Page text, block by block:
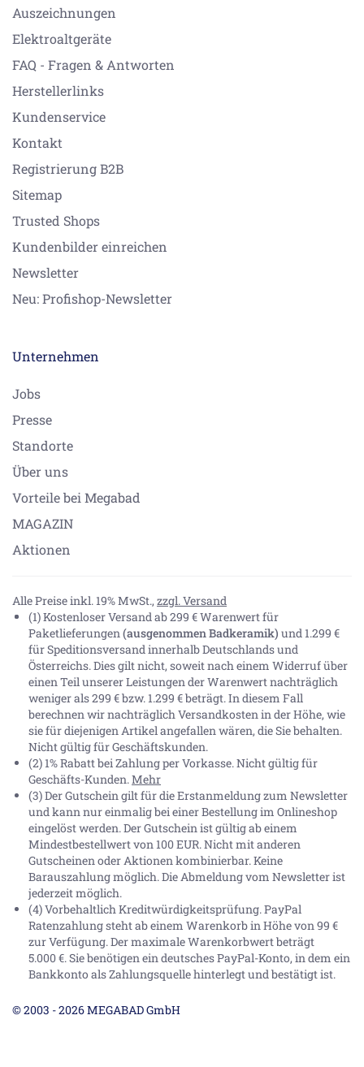
Auszeichnungen
Elektroaltgeräte
FAQ - Fragen & Antworten
Herstellerlinks
Kundenservice
Kontakt
Registrierung B2B
Sitemap
Trusted Shops
Kundenbilder einreichen
Newsletter
Neu: Profishop-Newsletter
Unternehmen
Jobs
Presse
Standorte
Über uns
Vorteile bei Megabad
MAGAZIN
Aktionen
Alle Preise inkl. 19% MwSt., zzgl. Versand
(1) Kostenloser Versand ab 299 € Warenwert für
Paketlieferungen(ausgenommen Badkeramik) und 1.299 €
für Speditionsversand innerhalb Deutschlands und
Österreichs. Dies gilt nicht, soweit nach einem Widerruf über
einen Teil unserer Leistungen der Warenwert nachträglich
weniger als 299 € bzw. 1.299 € beträgt. In diesem Fall
berechnen wir nachträglich Versandkosten in der Höhe, wie
sie für diejenigen Artikel angefallen wären, die Sie behalten.
Nicht gültig für Geschäftskunden.
(2) 1% Rabatt bei Zahlung per Vorkasse. Nicht gültig für
Geschäfts-Kunden.Mehr
(3) Der Gutschein gilt für die Erstanmeldung zum Newsletter
und kann nur einmalig bei einer Bestellung im Onlineshop
eingelöst werden. Der Gutschein ist gültig ab einem
Mindestbestellwert von 100 EUR. Nicht mit anderen
Gutscheinen oder Aktionen kombinierbar. Keine
Barauszahlung möglich. Die Abmeldung vom Newsletter ist
jederzeit möglich.
(4) Vorbehaltlich Kreditwürdigkeitsprüfung. PayPal
Ratenzahlung steht ab einem Warenkorb in Höhe von99 €
zur Verfügung. Der maximale Warenkorbwert beträgt
5.000 €. Sie benötigen ein deutsches PayPal-Konto, in dem ein
Bankkonto als Zahlungsquelle hinterlegt und bestätigt ist.
© 2003 - 2026 MEGABAD GmbH